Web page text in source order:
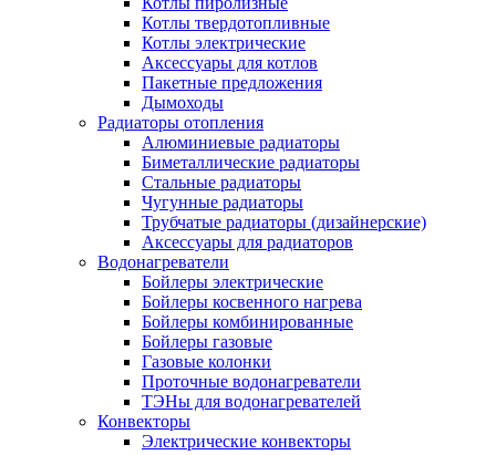
Котлы твердотопливные
Котлы электрические
Аксессуары для котлов
Пакетные предложения
Дымоходы
Радиаторы отопления
Алюминиевые радиаторы
Биметаллические радиаторы
Стальные радиаторы
Чугунные радиаторы
Трубчатые радиаторы (дизайнерские)
Аксессуары для радиаторов
Водонагреватели
Бойлеры электрические
Бойлеры косвенного нагрева
Бойлеры комбинированные
Бойлеры газовые
Газовые колонки
Проточные водонагреватели
ТЭНы для водонагревателей
Конвекторы
Электрические конвекторы